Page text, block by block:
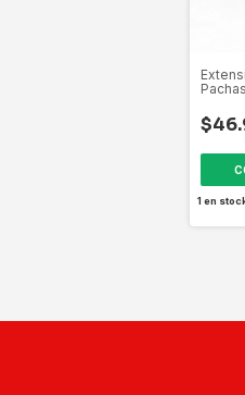
1 en